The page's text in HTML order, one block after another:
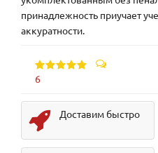
принадлежность приучает
аккуратности.
6
Доставим быстро